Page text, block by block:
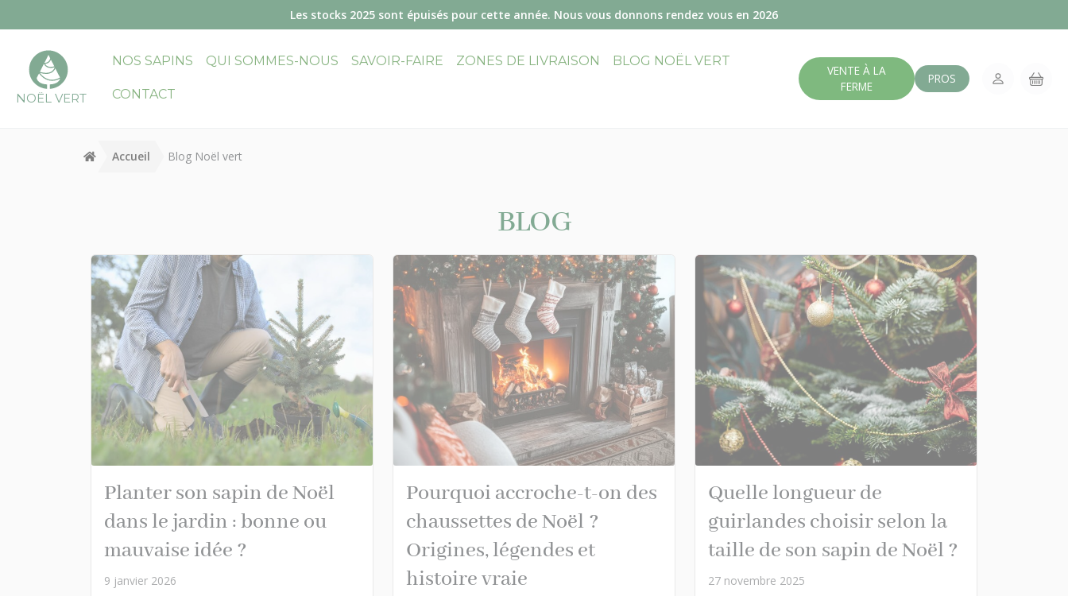
Les stocks 2025 sont épuisés pour cette année. Nous vous donnons rendez vous en 2026
NOËL VERT
NOS SAPINS QUI SOMMES-NOUS SAVOIR-FAIRE ZONES DE LIVRAISON BLOG NOËL VERT
CONTACT
VENTE À LA
FERME
PROS
Accueil Blog Noël vert
BLOG
Planter son sapin de Noël
dans le jardin : bonne ou
mauvaise idée ?
9 janvier 2026
Pourquoi accroche-t-on des
chaussettes de Noël ?
Origines, légendes et
histoire vraie
Quelle longueur de
guirlandes choisir selon la
taille de son sapin de Noël ?
27 novembre 2025